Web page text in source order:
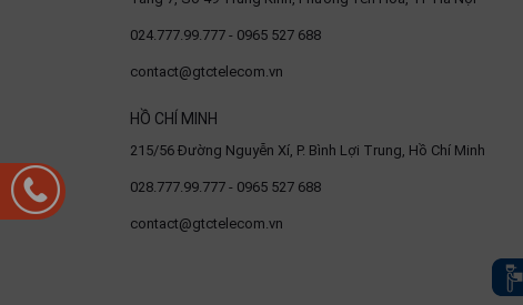
024.777.99.777 - 0965 527 688
contact@gtctelecom.vn
HỒ CHÍ MINH
215/56 Đường Nguyễn Xí, P. Bình Lợi Trung, Hồ Chí Minh
028.777.99.777 - 0965 527 688
contact@gtctelecom.vn
Tiếng
việt